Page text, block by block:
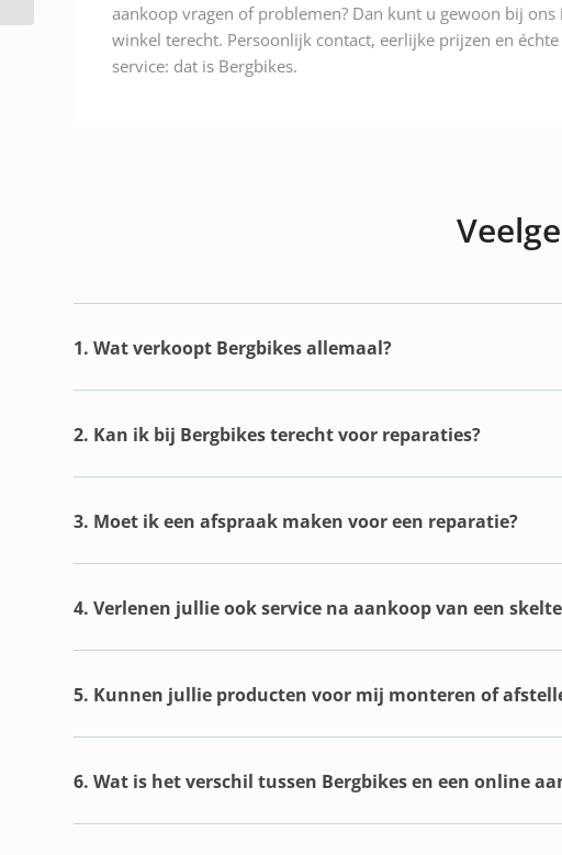
aankoop vragen of problemen? Dan kunt u gewoon bij ons
winkel terecht. Persoonlijk contact, eerlijke prijzen en échte
service: dat is Bergbikes.
1. Wat verkoopt Bergbikes allemaal?
2. Kan ik bij Bergbikes terecht voor reparaties?
3. Moet ik een afspraak maken voor een reparatie?
4. Verlenen jullie ook service na aankoop van een
5. Kunnen jullie producten voor mij monteren of
6. Wat is het verschil tussen Bergbikes en een online